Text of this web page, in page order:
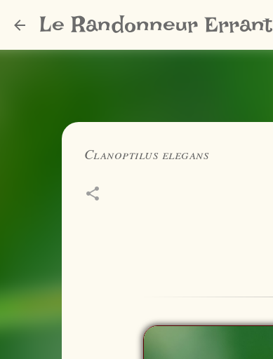
Le Randonneur Errant
Clanoptilus elegans